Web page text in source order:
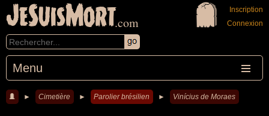
JeSuisMort.com
Menu
Inscription
Connexion
► Cimetière ► Parolier brésilien ► Vinícius de Moraes